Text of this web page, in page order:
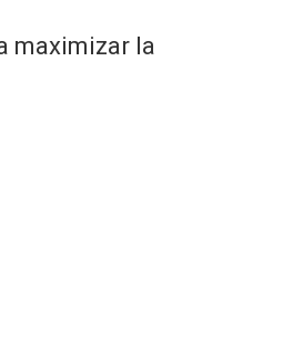
maximizar la